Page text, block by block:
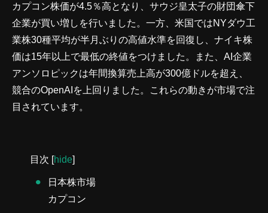
カプコン株価が4.5％高となり、サウジ皇太子の財団傘下
企業が買い増しを行いました。一方、米国ではNYダウ工
業株30種平均が半月ぶりの高値水準を回復し、ナイキ株
価は15年以上で最低の終値をつけました。また、AI企業
アンソロピックは年間換算売上高が300億ドルを超え、
競合のOpenAIを上回りました。これらの動きが市場で注
目されています。
目次 [hide]
日本株市場
カプコン